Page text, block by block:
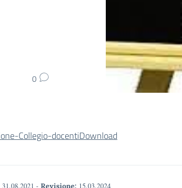
0
Collegio-docentiDownload
31.08.2021 - Revisione: 15.03.2024